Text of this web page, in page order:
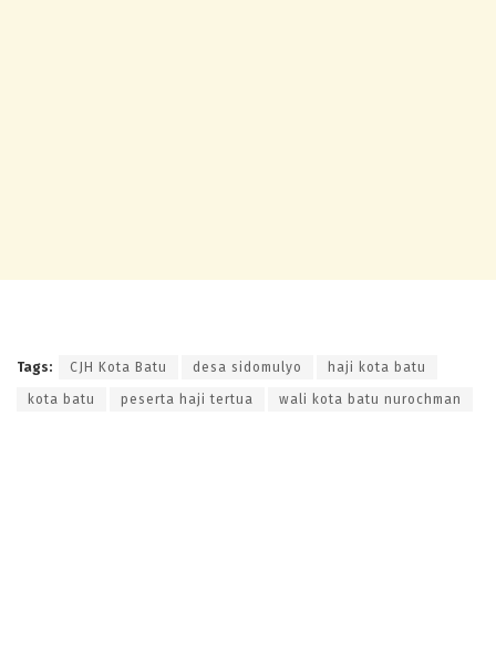
Tags: CJH Kota Batu desa sidomulyo haji kota batu
kota batu peserta haji tertua wali kota batu nurochman